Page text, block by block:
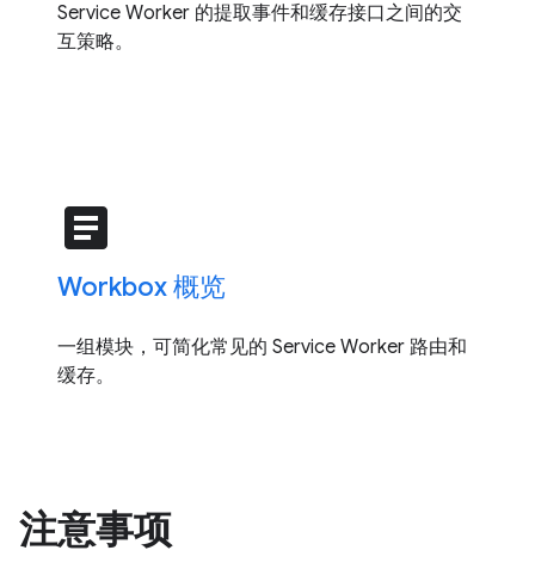
Service Worker 的提取事件和缓存接口之间的交
互策略。
article
Workbox 概览
一组模块，可简化常见的 Service Worker 路由和
缓存。
注意事项